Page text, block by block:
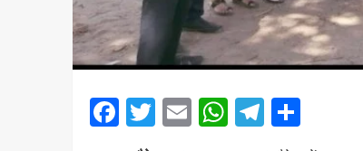
Facebook
Twitter
EmailWhatsApp
Telegram
Share